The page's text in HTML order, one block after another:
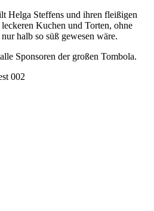
Helga Steffens und ihren fleißigen
Kuchen und Torten, ohne
halb so süß gewesen wäre.
Sponsoren der großen Tombola.